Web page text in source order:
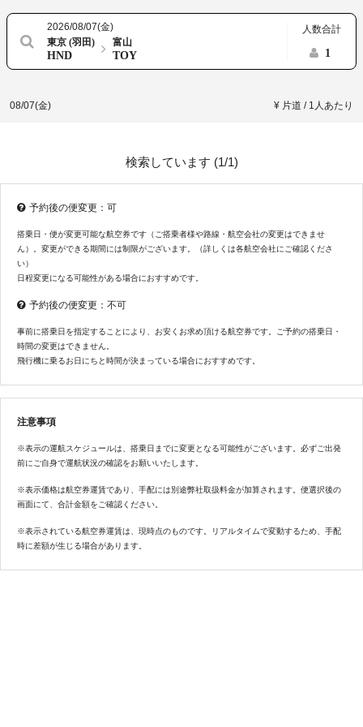
2026/08/07(金)
東京 (羽田)
HND
富山
TOY
人数合計
1
08/07(金) ¥ 片道 / 1人あたり
検索しています (1/1)
予約後の便変更：可
搭乗日・便が変更可能な航空券です（ご搭乗者様や路線・航空会社の変更はできませ
ん）。変更ができる期間には制限がございます。（詳しくは各航空会社にご確認くださ
い）
日程変更になる可能性がある場合におすすめです。
予約後の便変更：不可
事前に搭乗日を指定することにより、お安くお求め頂ける航空券です。ご予約の搭乗日・
時間の変更はできません。
飛行機に乗るお日にちと時間が決まっている場合におすすめです。
注意事項
※表示の運航スケジュールは、搭乗日までに変更となる可能性がございます。必ずご出発
前にご自身で運航状況の確認をお願いいたします。
※表示価格は航空券運賃であり、手配には別途弊社取扱料金が加算されます。便選択後の
画面にて、合計金額をご確認ください。
※表示されている航空券運賃は、現時点のものです。リアルタイムで変動するため、手配
時に差額が生じる場合があります。